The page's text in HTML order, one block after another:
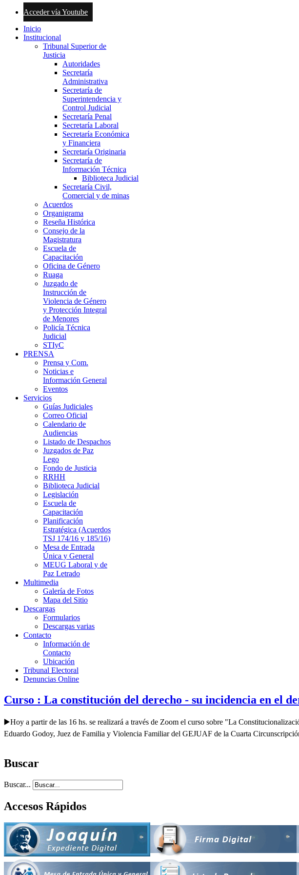
Acceder vía Youtube
Inicio
Institucional
Tribunal Superior de
Justicia
Autoridades
Secretaría
Administrativa
Secretaría de
Superintendencia y
Control Judicial
Secretaría Penal
Secretaría Laboral
Secretaría Económica
y Financiera
Secretaría Originaria
Secretaría de
Información Técnica
Biblioteca Judicial
Secretaría Civil,
Comercial y de minas
Acuerdos
Organigrama
Reseña Histórica
Consejo de la
Magistratura
Escuela de
Capacitación
Oficina de Género
Ruaga
Juzgado de
Instrucción de
Violencia de Género
y Protección Integral
de Menores
Policía Técnica
Judicial
STIyC
PRENSA
Prensa y Com.
Noticias e
Información General
Eventos
Servicios
Guías Judiciales
Correo Oficial
Calendario de
Audiencias
Listado de Despachos
Juzgados de Paz
Lego
Fondo de Justicia
RRHH
Biblioteca Judicial
Legislación
Escuela de
Capacitación
Planificación
Estratégica (Acuerdos
TSJ 174/16 y 185/16)
Mesa de Entrada
Única y General
MEUG Laboral y de
Paz Letrado
Multimedia
Galería de Fotos
Mapa del Sitio
Descargas
Formularios
Descargas varias
Contacto
Información de
Contacto
Ubicación
Tribunal Electoral
Denuncias Online
Curso : La constitución del derecho - su incidencia en el
▶️Hoy a partir de las 16 hs. se realizará a través de Zoom el curso sobre "La
Eduardo Godoy, Juez de Familia y Violencia Familiar del GEJUAF de la Cuarta
Buscar
Buscar...
Accesos Rápidos